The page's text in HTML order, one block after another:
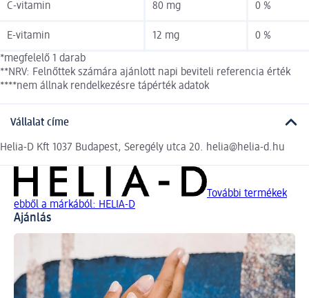
C-vitamin 80 mg 0 %
E-vitamin 12 mg 0 %
*megfelelő 1 darab
**NRV: Felnőttek számára ajánlott napi beviteli referencia érték
****nem állnak rendelkezésre tápérték adatok
Vállalat címe
Helia-D Kft 1037 Budapest, Seregély utca 20. helia@helia-d.hu
További termékek
ebből a márkából: HELIA-D
Ajánlás